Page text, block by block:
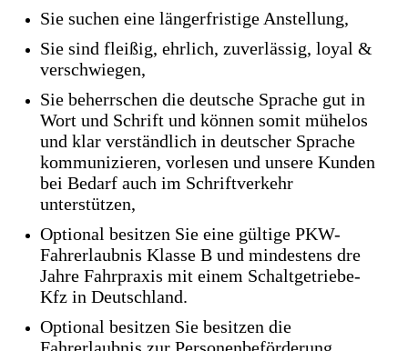
Sie suchen eine längerfristige Anstellung,
Sie sind fleißig, ehrlich, zuverlässig, loyal &
verschwiegen,
Sie beherrschen die deutsche Sprache gut in
Wort und Schrift und können somit mühelos
und klar verständlich in deutscher Sprache
kommunizieren, vorlesen und unsere Kunden
bei Bedarf auch im Schriftverkehr
unterstützen,
Optional besitzen Sie eine gültige PKW-
Fahrerlaubnis Klasse B und mindestens dre
Jahre Fahrpraxis mit einem Schaltgetriebe-
Kfz in Deutschland.
Optional besitzen Sie besitzen die